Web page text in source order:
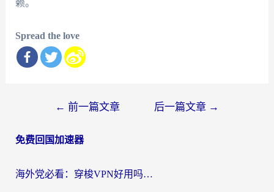
赖。
Spread the love
导
← 前一篇文章 后一篇文章 →
免费回国加速器
海外党必看：穿梭VPN好用吗？和云帆VPN对比哪个回国效果更好？附真实测评+避坑指南